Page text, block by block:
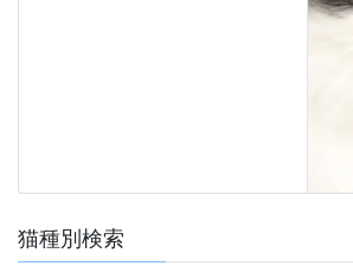
猫種別検索